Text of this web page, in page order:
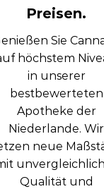
Preisen.
Sie
höchstem
in unserer
bestbewerteten
Apotheke der
Niederlande. Wir
neue
Qualität und